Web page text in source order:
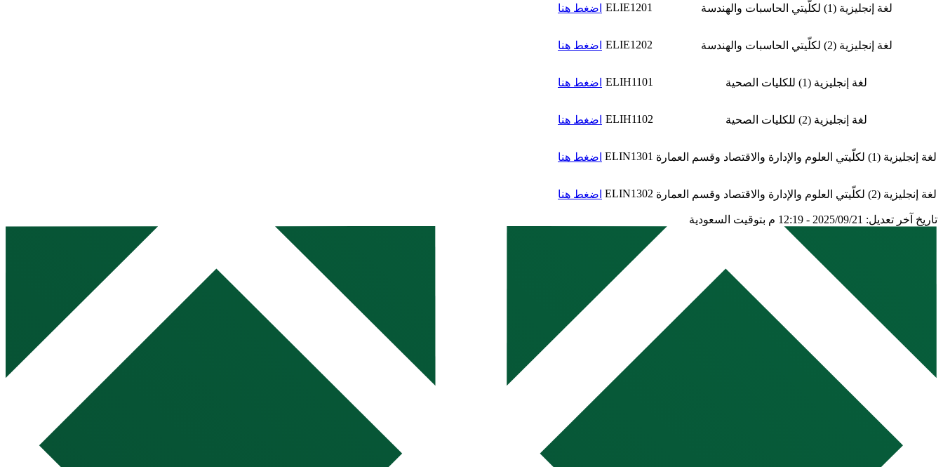
لغة إنجليزية (1) لكلّيتي الحاسبات والهندسة ELIE1201 اضغط هنا
لغة إنجليزية (2) لكلّيتي الحاسبات والهندسة ELIE1202 اضغط هنا
لغة إنجليزية (1) للكليات الصحية ELIH1101 اضغط هنا
لغة إنجليزية (2) للكليات الصحية ELIH1102 اضغط هنا
لغة إنجليزية (1) لكلّيتي العلوم والإدارة والاقتصاد وقسم العمارة ELIN1301 اضغط هنا
لغة إنجليزية (2) لكلّيتي العلوم والإدارة والاقتصاد وقسم العمارة ELIN1302 اضغط هنا
تاريخ آخر تعديل: 2025/09/21 - 12:19 م بتوقيت السعودية